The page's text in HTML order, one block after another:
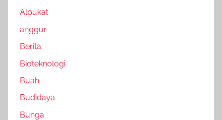
Alpukat
anggur
Berita
Bioteknologi
Buah
Budidaya
Bunga